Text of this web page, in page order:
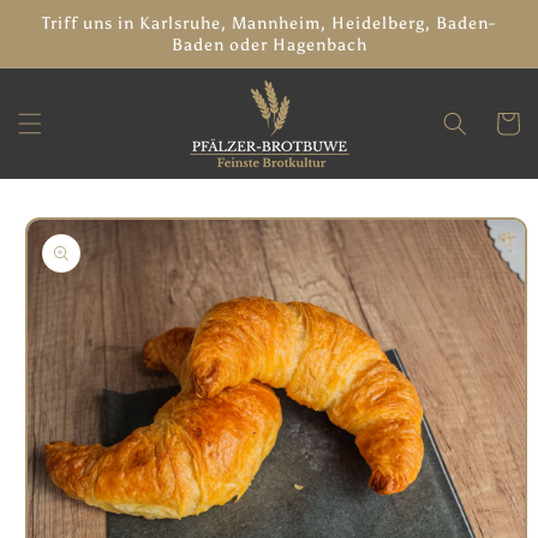
zum
Triff uns in Karlsruhe, Mannheim, Heidelberg, Baden-
Baden oder Hagenbach